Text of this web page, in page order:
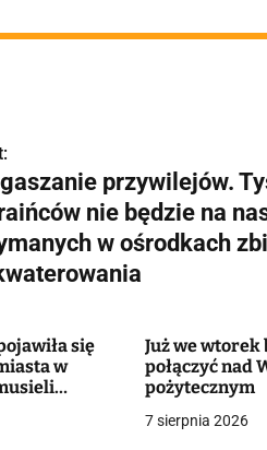
przywilejów.
nie będzie na
w ośrodkach
się
w
Już we wtorek
połączyć nad
pożytecznym
7 sierpnia 2026